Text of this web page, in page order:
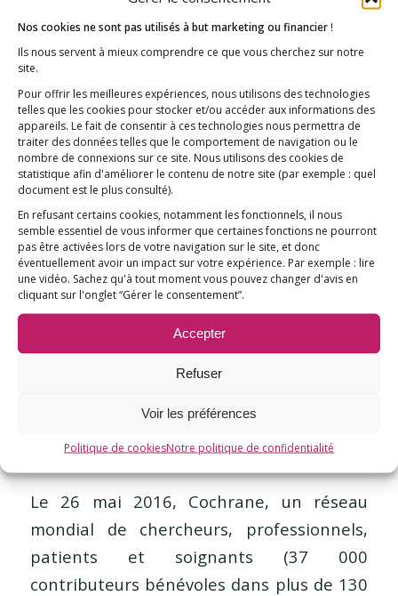
Nos cookies ne sont pas utilisés à but marketing ou financier !
Ils nous servent à mieux comprendre ce que vous cherchez sur notre
site.
Pour offrir les meilleures expériences, nous utilisons des technologies
telles que les cookies pour stocker et/ou accéder aux informations des
appareils. Le fait de consentir à ces technologies nous permettra de
traiter des données telles que le comportement de navigation ou le
nombre de connexions sur ce site. Nous utilisons des cookies de
statistique afin d'améliorer le contenu de notre site (par exemple : quel
document est le plus consulté).
En refusant certains cookies, notamment les fonctionnels, il nous
semble essentiel de vous informer que certaines fonctions ne pourront
pas être activées lors de votre navigation sur le site, et donc
éventuellement avoir un impact sur votre expérience. Par exemple : lire
une vidéo. Sachez qu'à tout moment vous pouvez changer d'avis en
cliquant sur l'onglet “Gérer le consentement”.
Accepter
Refuser
Voir les préférences
Politique de cookiesNotre politique de confidentialité
fiable et de haute qualité, a déposé une
plainte auprès de l’Agence Européenne…
Gardasil et adjuvant
aluminique : l’Agence
Européenne du
Médicament accusée de
cacher la réalité
dansLes articles de la rédaction
E3M
Le 26 mai 2016, Cochrane, un réseau
mondial de chercheurs, professionnels,
patients et soignants (37 000
contributeurs bénévoles dans plus de 130